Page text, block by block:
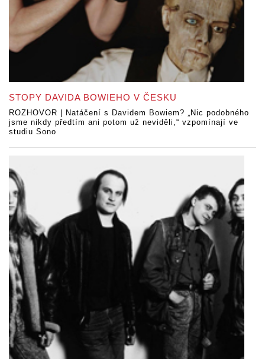
STOPY DAVIDA BOWIEHO V ČESKU
ROZHOVOR | Natáčení s Davidem Bowiem? „Nic podobného
jsme nikdy předtím ani potom už neviděli,“ vzpomínají ve
studiu Sono